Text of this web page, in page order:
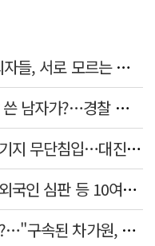
"정청래 죽이자" SNS 암살 모의자들, 서로 모르는 사이였다…檢송치
케리비안 베이 女탈의실에 가발 쓴 남자가?…경찰 추적 중
"호남반도체 방해 말라"며 미군기지 무단침입…대진연 회원 3명 '구속'
축구협회, 15년 전 월드컵 예선 외국인 심판 등 10여명에 '성 접대'
이승기, 전세금 105억원 날리나?…"구속된 차가원, 형사 범죄 영역"